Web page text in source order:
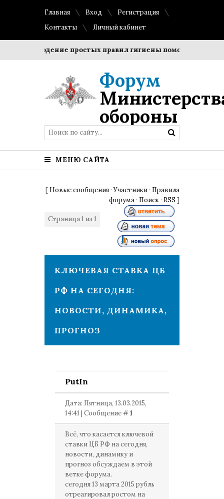
Главная Вход
Регистрация
Контакты
Личный кабинет
Соблюдение простых правил гигиены помогает
Форум
обороны
МЕНЮ САЙТА
[ Новые сообщения ·Участники · Правила
форума · Поиск · RSS ]
Страница1 из 1
КЛЮЧЕВАЯ СТАВКА ЦБ
РФ НА СЕГОДНЯ:
НОВОСТИ, ДИНАМИКА,
ПРОГНОЗ
PutIn
Дата: Пятница, 13.03.2015,
14:41 | Сообщение #1
Всё, что касается ключевой
ставки ЦБ РФ на сегодня,
новости, динамику и
прогноз обсуждаем в этой
ветке форума.
сегодня 13 марта 2015 рубль
отреагировал ростом на